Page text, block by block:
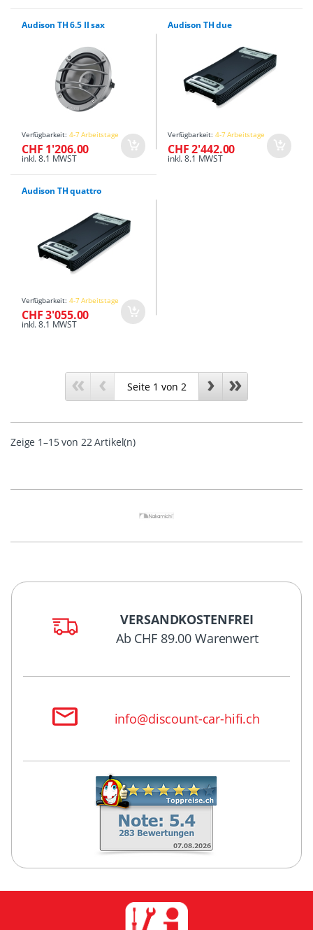
Audison TH 6.5 II sax
Verfügbarkeit: 4-7 Arbeitstage
CHF 1'206.00
inkl. 8.1 MWST
Audison TH due
Verfügbarkeit: 4-7 Arbeitstage
CHF 2'442.00
inkl. 8.1 MWST
Audison TH quattro
Verfügbarkeit: 4-7 Arbeitstage
CHF 3'055.00
inkl. 8.1 MWST
« ‹ › »
Zeige 1–15 von 22 Artikel(n)
VERSANDKOSTENFREI
Ab CHF 89.00 Warenwert
info@discount-car-hifi.ch